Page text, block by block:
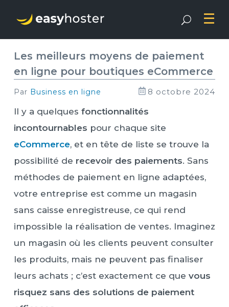
Les meilleurs moyens de paiement
en ligne pour boutiques eCommerce
par 8 octobre 2024
Business en ligne
Il y a quelques fonctionnalités
incontournables pour chaque site
eCommerce, et en tête de liste se trouve la
possibilité de recevoir des paiements. Sans
méthodes de paiement en ligne adaptées,
votre entreprise est comme un magasin
sans caisse enregistreuse, ce qui rend
impossible la réalisation de ventes. Imaginez
un magasin où les clients peuvent consulter
les produits, mais ne peuvent pas finaliser
leurs achats ; c’est exactement ce que vous
risquez sans des solutions de paiement